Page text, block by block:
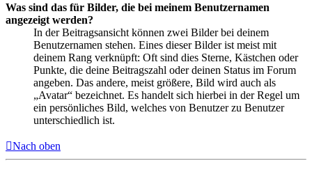
Was sind das für Bilder, die bei meinem Benutzernamen
angezeigt werden?
In der Beitragsansicht können zwei Bilder bei deinem
Benutzernamen stehen. Eines dieser Bilder ist meist mit
deinem Rang verknüpft: Oft sind dies Sterne, Kästchen oder
Punkte, die deine Beitragszahl oder deinen Status im Forum
angeben. Das andere, meist größere, Bild wird auch als
„Avatar“ bezeichnet. Es handelt sich hierbei in der Regel um
ein persönliches Bild, welches von Benutzer zu Benutzer
unterschiedlich ist.
Nach oben